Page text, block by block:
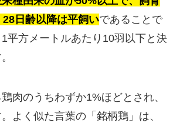
日齢以降は平飼いであることで
平方メートルあたり10羽以下と決
肉のうちわずか1%ほどとされ、
よく似た言葉の「銘柄鶏」は、